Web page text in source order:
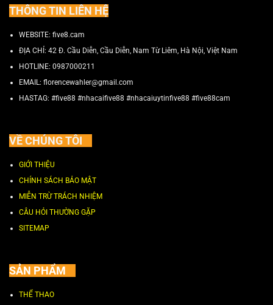
THÔNG TIN LIÊN HỆ
WEBSITE: five8.cam
ĐỊA CHỈ: 42 Đ. Cầu Diễn, Cầu Diễn, Nam Từ Liêm, Hà Nội, Việt Nam
HOTLINE: 0987000211
EMAIL: florencewahler@gmail.com
HASTAG: #five88 #nhacaifive88 #nhacaiuytinfive88 #five88cam
VỀ CHÚNG TÔI
GIỚI THIỆU
CHÍNH SÁCH BẢO MẬT
MIỄN TRỪ TRÁCH NHIỆM
CÂU HỎI THƯỜNG GẶP
SITEMAP
SẢN PHẨM
THỂ THAO